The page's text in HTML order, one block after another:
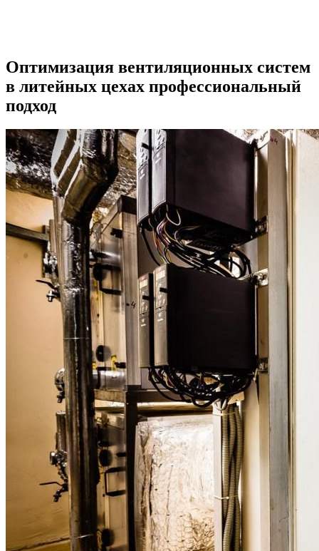
Оптимизация вентиляционных систем
в литейных цехах профессиональный
подход